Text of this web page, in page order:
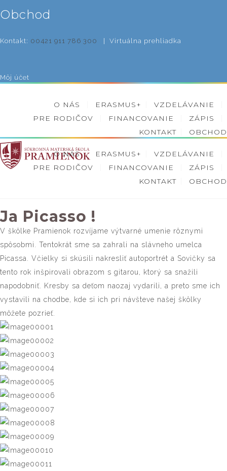
obchod
Kontakt: 00421 911 786 300 Virtuálna prehliadka
Môj účet
O NÁS ERASMUS+
VZDELÁVANIE
PRE RODIČOV
FINANCOVANIE
ZÁPIS
KONTAKT
OBCHOD
O NÁS ERASMUS+
VZDELÁVANIE
PRE RODIČOV
FINANCOVANIE
ZÁPIS
KONTAKT
OBCHOD
Ja Picasso !
V škôlke Pramienok rozvíjame výtvarné umenie rôznymi
spôsobmi. Tentokrát sme sa zahrali na slávneho umelca
Picassa. Včielky si skúsili nakresliť autoportrét a Sovičky sa
tento rok inšpirovali obrazom s gitarou, ktorý sa snažili
napodobniť. Kresby sa deťom naozaj vydarili, a preto sme ich
vystavili na chodbe, kde si ich pri návšteve našej škôlky
môžete pozrieť.